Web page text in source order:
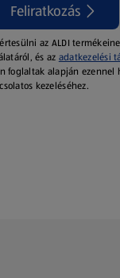
Feliratkozás
az ALDI
és az adatkezelési
foglaltak alapján ezennel
kezeléséhez.